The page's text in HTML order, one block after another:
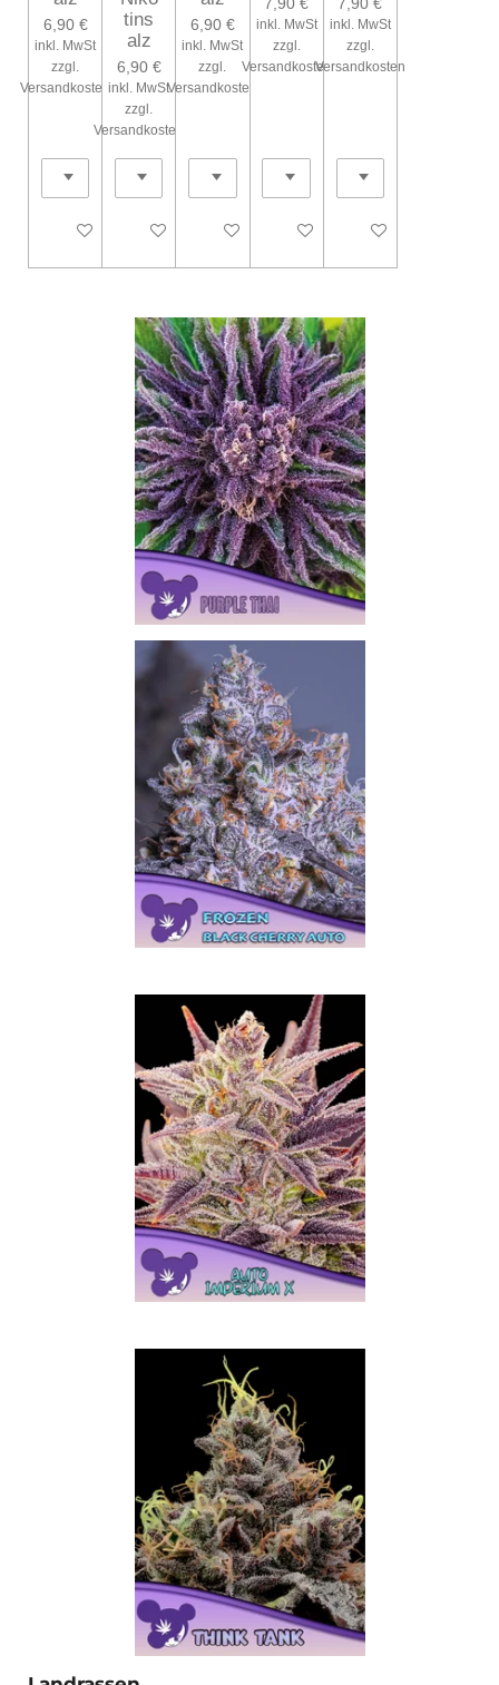
6,90 €
inkl. MwSt
zzgl.
Versandkosten
Bei Verfügbarkeit benachrichtigen
tins
alz
6,90 €
inkl. MwSt
zzgl.
Versandkosten
Bei Verfügbarkeit benachrichtigen
6,90 €
inkl. MwSt
zzgl.
Versandkosten
Bei Verfügbarkeit benachrichtigen
inkl. MwSt
zzgl.
Versandkosten
Bei Verfügbarkeit
inkl. MwSt
zzgl.
Versandkosten
Bei Verfügbarkeit